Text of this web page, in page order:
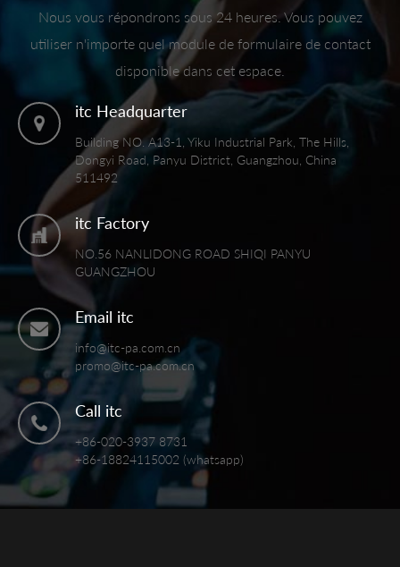
Nous vous répondrons sous 24 heures. Vous pouvez
utiliser n'importe quel module de formulaire de contact
disponible dans cet espace.
itc Headquarter
Building NO. A13-1, Yiku Industrial Park, The Hills,
Dongyi Road, Panyu District, Guangzhou, China
511492
itc Factory
NO.56 NANLIDONG ROAD SHIQI PANYU
GUANGZHOU
Email itc
info@itc-pa.com.cn
promo@itc-pa.com.cn
Call itc
+86-020-3937 8731
+86-18824115002 (whatsapp)